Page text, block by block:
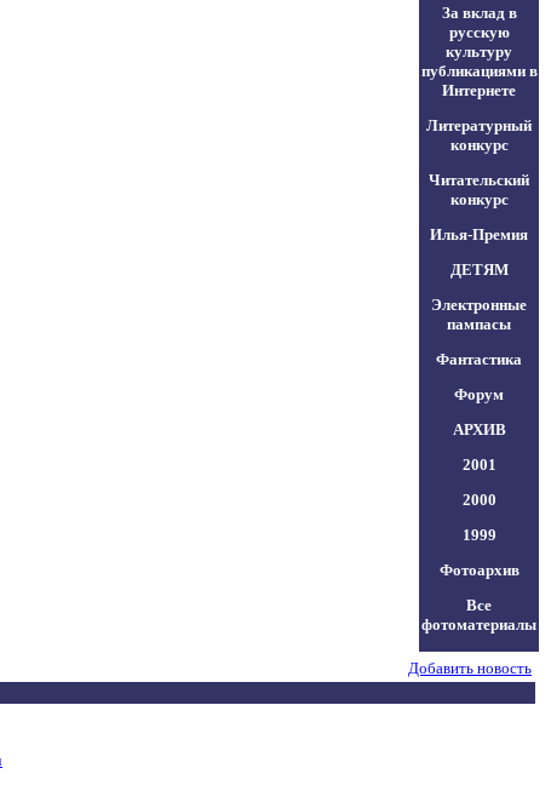
За вклад в
русскую
культуру
публикациями в
Интернете
Литературный
конкурс
Читательский
конкурс
Илья-Премия
ДЕТЯМ
Электронные
пампасы
Фантастика
Форум
АРХИВ
2001
2000
1999
Фотоархив
Все
фотоматериалы
Добавить новость